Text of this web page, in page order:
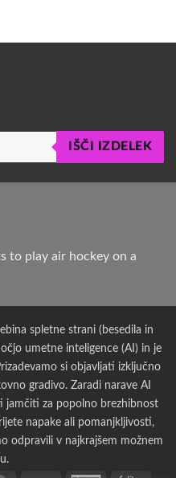
IŠČI IZDELEK
spletne strani (besedila in
umetne inteligence (AI) in je
si objavljati izključno
gradivo. Zaradi narave AI
jamčiti za popolno brezhibnost
napake ali pomanjkljivosti,
odpravili v najkrajšem možnem